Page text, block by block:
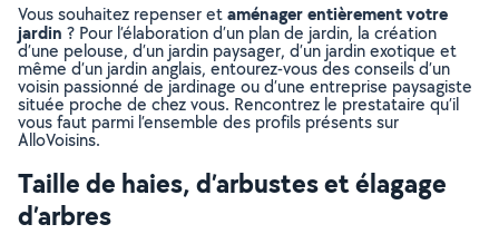
Vous souhaitez repenser etaménager entièrement votre
jardin ? Pour l’élaboration d’un plan de jardin, la création
d’une pelouse, d’un jardin paysager, d’un jardin exotique et
même d’un jardin anglais, entourez-vous des conseils d’un
voisin passionné de jardinage ou d’une entreprise paysagiste
située proche de chez vous. Rencontrez le prestataire qu’il
vous faut parmi l’ensemble des profils présents sur
AlloVoisins.
Taille de haies, d’arbustes et élagage
d’arbres